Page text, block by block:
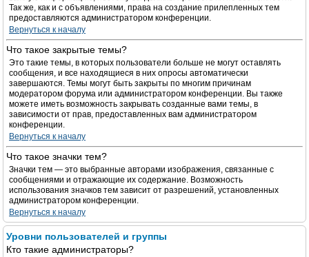
Так же, как и с объявлениями, права на создание прилепленных тем
предоставляются администратором конференции.
Вернуться к началу
Что такое закрытые темы?
Это такие темы, в которых пользователи больше не могут оставлять
сообщения, и все находящиеся в них опросы автоматически
завершаются. Темы могут быть закрыты по многим причинам
модератором форума или администратором конференции. Вы также
можете иметь возможность закрывать созданные вами темы, в
зависимости от прав, предоставленных вам администратором
конференции.
Вернуться к началу
Что такое значки тем?
Значки тем — это выбранные авторами изображения, связанные с
сообщениями и отражающие их содержание. Возможность
использования значков тем зависит от разрешений, установленных
администратором конференции.
Вернуться к началу
Уровни пользователей и группы
Кто такие администраторы?